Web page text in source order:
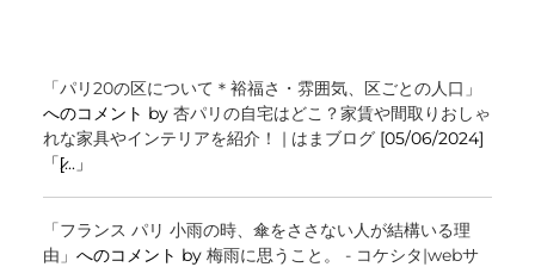
「パリ20の区について＊裕福さ・雰囲気、区ごとの人口」
へのコメント by 杏パリの自宅はどこ？家賃や間取りおしゃ
れな家具やインテリアを紹介！ | はまブログ[05/06/2024]
「[̷...」
「フランス パリ 小雨の時、傘をささない人が結構いる理
由」 へのコメント by 梅雨に思うこと。 - コケシタ|webサ